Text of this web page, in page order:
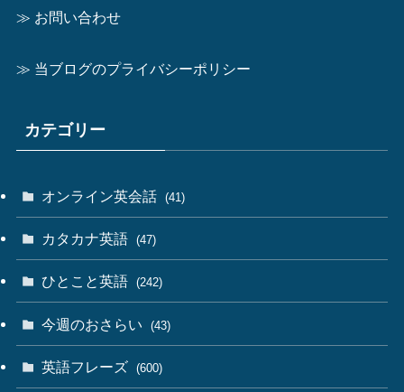
≫ お問い合わせ
≫ 当ブログのプライバシーポリシー
カテゴリー
オンライン英会話 (41)
カタカナ英語 (47)
ひとこと英語 (242)
今週のおさらい (43)
英語フレーズ (600)